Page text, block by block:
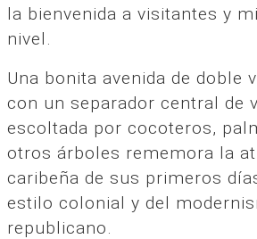
la bienvenida a visitantes y
nivel.
Una bonita avenida de doble
con un separador central de
escoltada por cocoteros,
otros árboles rememora la
caribeña de sus primeros
estilo colonial y del
republicano.